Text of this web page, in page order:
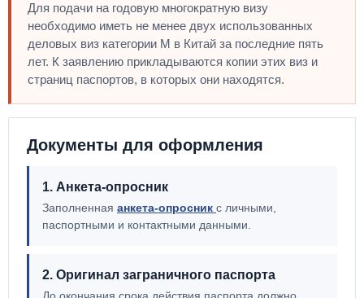
Для подачи на годовую многократную визу
необходимо иметь не менее двух использованных
деловых виз категории M в Китай за последние пять
лет. К заявлению прикладываются копии этих виз и
страниц паспортов, в которых они находятся.
Документы для оформления
1. Анкета-опросник
Заполненная анкета-опросник с личными,
паспортными и контактными данными.
2. Оригинал заграничного паспорта